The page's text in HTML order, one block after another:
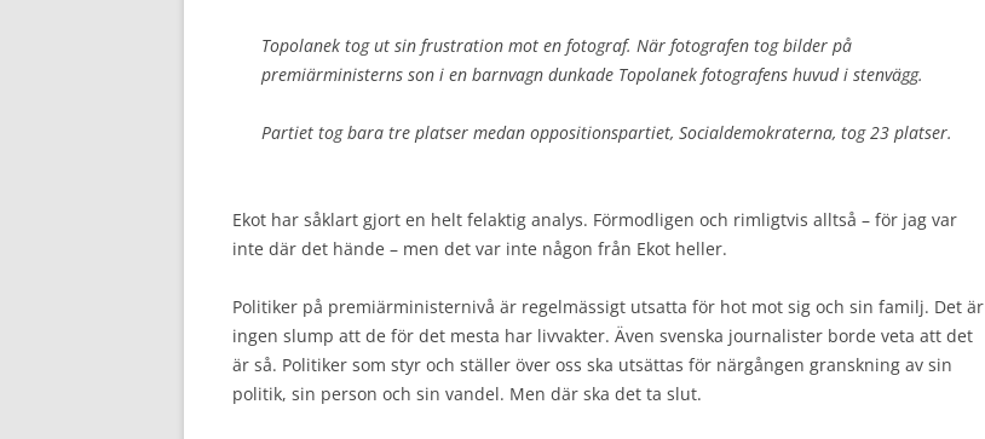
Topolanek tog ut sin frustration mot en fotograf. När fotografen tog bilder på
premiärministerns son i en barnvagn dunkade Topolanek fotografens huvud i stenvägg.
Partiet tog bara tre platser medan oppositionspartiet, Socialdemokraterna, tog 23 platser.
Ekot har såklart gjort en helt felaktig analys. Förmodligen och rimligtvis alltså – för jag var
inte där det hände – men det var inte någon från Ekot heller.
Politiker på premiärministernivå är regelmässigt utsatta för hot mot sig och sin familj. Det är
ingen slump att de för det mesta har livvakter. Även svenska journalister borde veta att det
är så. Politiker som styr och ställer över oss ska utsättas för närgången granskning av sin
politik, sin person och sin vandel. Men där ska det ta slut.